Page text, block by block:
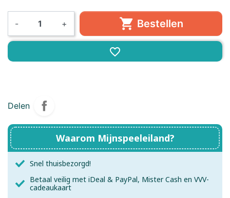
- +  Bestellen
favorite_border
Delen
Waarom Mijnspeeleiland?
Snel thuisbezorgd!
Betaal veilig met iDeal & PayPal, Mister Cash en VVV-
cadeaukaart